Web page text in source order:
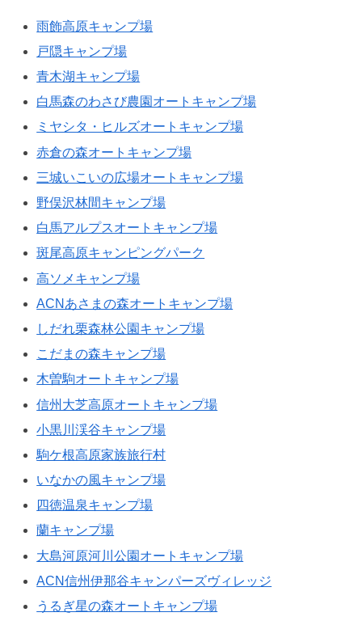
雨飾高原キャンプ場
戸隠キャンプ場
青木湖キャンプ場
白馬森のわさび農園オートキャンプ場
ミヤシタ・ヒルズオートキャンプ場
赤倉の森オートキャンプ場
三城いこいの広場オートキャンプ場
野俣沢林間キャンプ場
白馬アルプスオートキャンプ場
斑尾高原キャンピングパーク
高ソメキャンプ場
ACNあさまの森オートキャンプ場
しだれ栗森林公園キャンプ場
こだまの森キャンプ場
木曽駒オートキャンプ場
信州大芝高原オートキャンプ場
小黒川渓谷キャンプ場
駒ケ根高原家族旅行村
いなかの風キャンプ場
四徳温泉キャンプ場
蘭キャンプ場
大島河原河川公園オートキャンプ場
ACN信州伊那谷キャンパーズヴィレッジ
うるぎ星の森オートキャンプ場